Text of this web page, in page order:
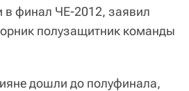
в финал ЧЕ-2012, заявил
полузащитник команды
дошли до полуфинала,